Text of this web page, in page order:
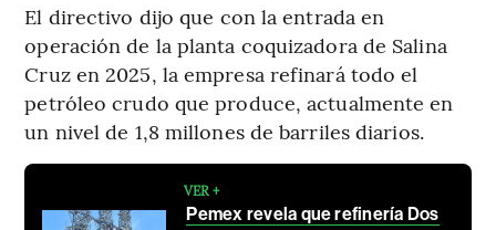
El directivo dijo que con la entrada en
operación de la planta coquizadora de Salina
Cruz en 2025, la empresa refinará todo el
petróleo crudo que produce, actualmente en
un nivel de 1,8 millones de barriles diarios.
VER +
Pemex revela que refinería Dos